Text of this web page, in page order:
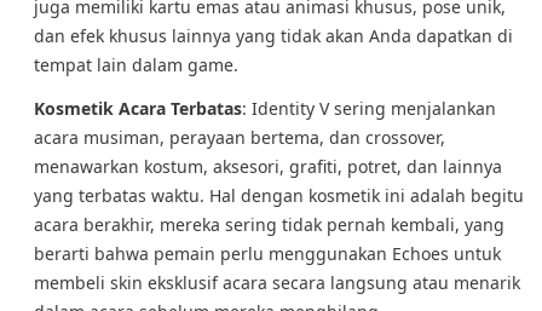
juga memiliki kartu emas atau animasi khusus, pose unik,
dan efek khusus lainnya yang tidak akan Anda dapatkan di
tempat lain dalam game.
Kosmetik Acara Terbatas: Identity V sering menjalankan
acara musiman, perayaan bertema, dan crossover,
menawarkan kostum, aksesori, grafiti, potret, dan lainnya
yang terbatas waktu. Hal dengan kosmetik ini adalah begitu
acara berakhir, mereka sering tidak pernah kembali, yang
berarti bahwa pemain perlu menggunakan Echoes untuk
membeli skin eksklusif acara secara langsung atau menarik